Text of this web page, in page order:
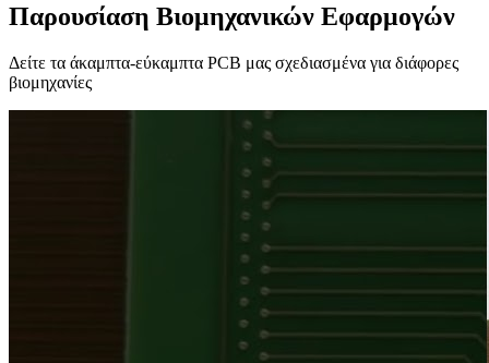
Παρουσίαση Βιομηχανικών Εφαρμογών
Δείτε τα άκαμπτα-εύκαμπτα PCB μας σχεδιασμένα για διάφορες
βιομηχανίες